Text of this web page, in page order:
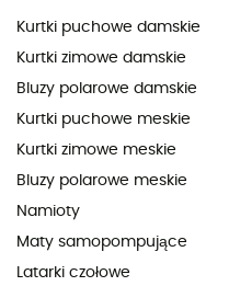
Kurtki puchowe damskie
Kurtki zimowe damskie
Bluzy polarowe damskie
Kurtki puchowe meskie
Kurtki zimowe meskie
Bluzy polarowe meskie
Namioty
Maty samopompujące
Latarki czołowe